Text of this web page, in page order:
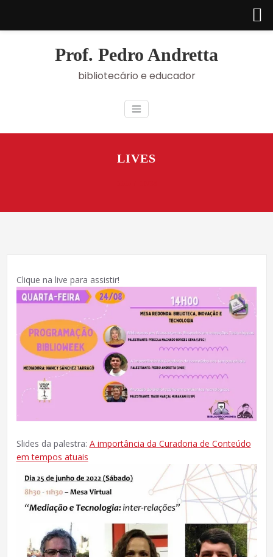
Prof. Pedro Andretta
bibliotecário e educador
LIVES
Clique na live para assistir!
Slides da palestra: A importância da Curadoria de Conteúdo
em tempos atuais